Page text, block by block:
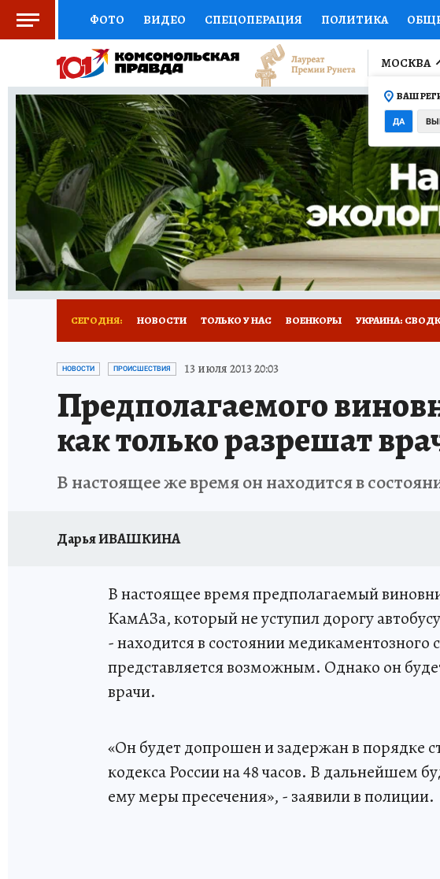
ФОТО ВИДЕО СПЕЦОПЕРАЦИЯ ПОЛИТИКА
СОЦПОДДЕРЖКА НАУКА СПОРТ КОЛУМНИСТЫ
ВЫБОР ЭКСПЕРТОВ ДОКТОР ФИНАНСЫ
КНИЖНАЯ ПОЛКА ПРОГНОЗЫ НА СПОРТ ПРОМОКОДЫ
ПРЕСС-ЦЕНТР НЕДВИЖИМОСТЬ ТЕЛЕВИЗОР
РАДИО КП РЕКЛАМА ТЕСТЫ НОВОЕ НА САЙТЕ
МОСКВА
ВАШ
ДА
СЕГОДНЯ: НОВОСТИ ТОЛЬКО У НАС ВОЕНКОРЫ УКРАИНА:
ИСПЫТАНО НА СЕБЕ
НОВОСТИ ПРОИСШЕСТВИЯ 13 июля 2013 20:03
Предполагаемого
как только разрешат
В настоящее же время он находится в
Дарья ИВАШКИНА
В настоящее время предполагаемый
КамАЗа, который не уступил дорогу
- находится в состоянии медикаментозного
представляется возможным. Однако он
врачи.
«Он будет допрошен и задержан в порядке
кодекса России на 48 часов. В дальнейшем
ему меры пресечения», - заявили в полиции.